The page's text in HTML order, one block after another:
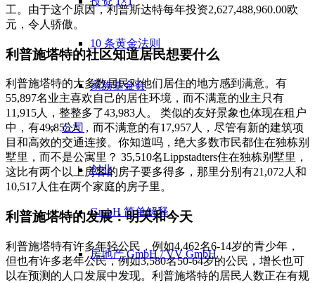
10 条黄金法则
家族基金会
公司
创业
GmbH 简单解释
房地产 GmbH / VV GmbH
工。由于这个原因，利普斯达特每年投资2,627,488,960.00欧
元，令人骄傲。
利普施塔特的社区知道居民想要什么
利普施塔特的大多数居民对他们居住的地方感到满意。有
55,897名业主喜欢自己的居住环境，而不满意的业主只有
11,915人，整整多了43,983人。 类似的友好景象也体现在租户
中，有49,855人，而不满意的有17,957人，尽管有新的建筑项
目和高效的交通连接。你知道吗，绝大多数市民都住在独栋别
墅里，而不是公寓里？ 35,510名Lippstadters住在独栋别墅里，
这比有两个以上房客的房子要多得多，那里分别有21,072人和
10,517人住在两个家庭的房子里。
利普施塔特的发展：明天和今天
利普施塔特有许多年轻公民，例如4,462名6-14岁的青少年，
但也有许多老年公民，例如3,580名50-64岁的公民，增长也可
以在预测的人口发展中发现。利普施塔特的居民人数正在有规